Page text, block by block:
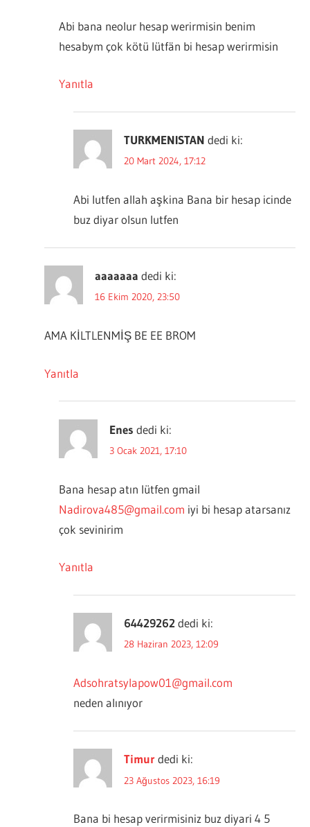
Abi bana neolur hesap werirmisin benim
hesabym çok kötü lütfän bi hesap werirmisin
Yanıtla
TURKMENISTAN dedi ki:
20 Mart 2024, 17:12
Abi lutfen allah aşkina Bana bir hesap icinde
buz diyar olsun lutfen
aaaaaaa dedi ki:
16 Ekim 2020, 23:50
AMA KİLTLENMİŞ BE EE BROM
Yanıtla
Enes dedi ki:
3 Ocak 2021, 17:10
Bana hesap atın lütfen gmail
Nadirova485@gmail.com iyi bi hesap atarsanız
çok sevinirim
Yanıtla
64429262 dedi ki:
28 Haziran 2023, 12:09
Adsohratsylapow01@gmail.com
neden alınıyor
Timur dedi ki:
23 Ağustos 2023, 16:19
Bana bi hesap verirmisiniz buz diyari 4 5